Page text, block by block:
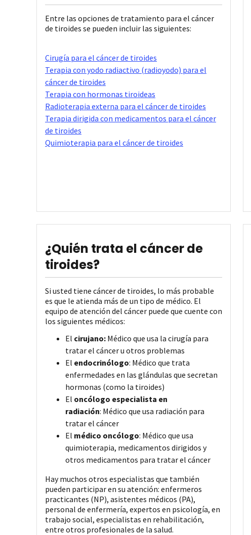
Entre las opciones de tratamiento para el cáncer
de tiroides se pueden incluir las siguientes:
Cirugía para el cáncer de tiroides
Terapia con yodo radiactivo (radioyodo) para el
cáncer de tiroides
Terapia con hormonas tiroideas
Radioterapia externa para el cáncer de tiroides
Terapia dirigida con medicamentos para el cáncer
de tiroides
Quimioterapia para el cáncer de tiroides
¿Quién trata el cáncer de
tiroides?
Si usted tiene cáncer de tiroides, lo más probable
es que le atienda más de un tipo de médico. El
equipo de atención del cáncer puede que cuente con
los siguientes médicos:
El cirujano: Médico que usa la cirugía para
tratar el cáncer u otros problemas
El endocrinólogo: Médico que trata
enfermedades en las glándulas que secretan
hormonas (como la tiroides)
El oncólogo especialista en
radiación: Médico que usa radiación para
tratar el cáncer
El médico oncólogo: Médico que usa
quimioterapia, medicamentos dirigidos y
otros medicamentos para tratar el cáncer
Hay muchos otros especialistas que también
pueden participar en su atención: enfermeros
practicantes (NP), asistentes médicos (PA),
personal de enfermería, expertos en psicología, en
trabajo social, especialistas en rehabilitación,
entre otros profesionales de la salud.